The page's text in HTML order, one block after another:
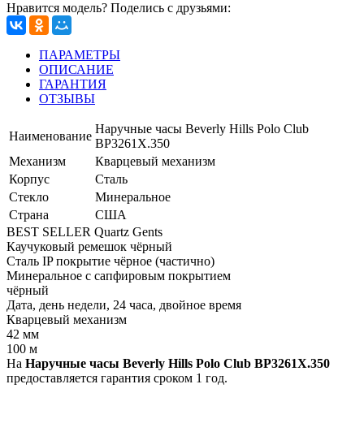
Нравится модель? Поделись с друзьями:
ПАРАМЕТРЫ
ОПИСАНИЕ
ГАРАНТИЯ
ОТЗЫВЫ
Наименование
Наручные часы Beverly Hills Polo Club
BP3261X.350
Механизм
Кварцевый механизм
Корпус
Сталь
Стекло
Минеральное
Страна
США
BEST SELLER Quartz Gents
Каучуковый ремешок чёрный
Сталь IP покрытие чёрное (частично)
Минеральное с сапфировым покрытием
чёрный
Дата, день недели, 24 часа, двойное время
Кварцевый механизм
42 мм
100 м
На Наручные часы Beverly Hills Polo Club BP3261X.350
предоставляется гарантия сроком 1 год.